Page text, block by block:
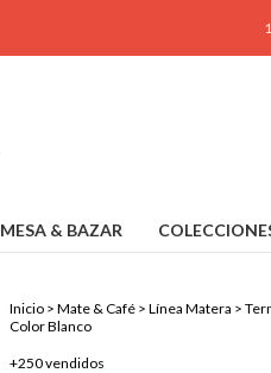
12
MESA & BAZAR
Inicio > Mate & Café > Línea Matera >
Color Blanco
+250 vendidos